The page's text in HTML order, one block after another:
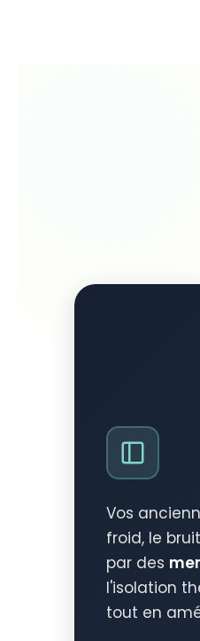
Vos
froid, le
par des
l'isolation
tout en